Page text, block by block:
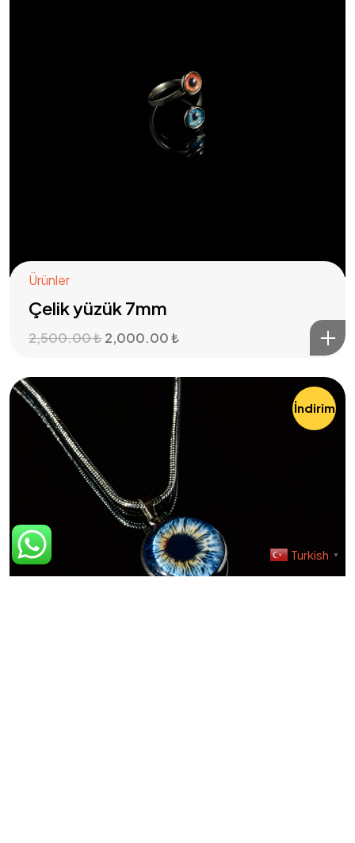
Ürünler
Çelik yüzük 7mm
2,500.00₺2,000.00₺
İndirim
Gizlilik Sözleşmesi
Teslimat Bilgisi
©2023 İris Photo Project, Tüm Hakları Saklıdır.
Design By Fikrimood
Turkish ▼